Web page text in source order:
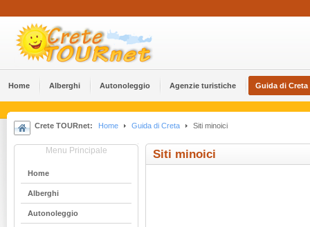
Home Alberghi Αutonoleggio Agenzie turistiche Guida di Creta
Crete TOURnet: Home Guida di Creta Siti minoici
Menu Principale
Home
Alberghi
Αutonoleggio
Siti minoici